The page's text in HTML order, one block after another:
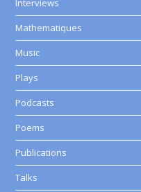
Interviews
Mathematiques
Music
Plays
Podcasts
Poems
Publications
Talks